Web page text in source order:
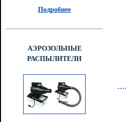
Подробнее
АЭРОЗОЛЬНЫЕ
РАСПЫЛИТЕЛИ